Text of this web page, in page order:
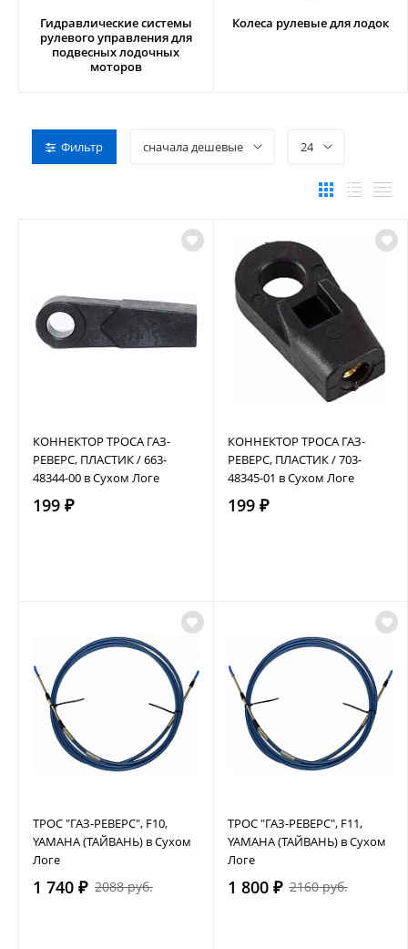
Гидравлические системы
рулевого управления для
подвесных лодочных
моторов
Колеса рулевые для лодок
Фильтр сначала дешевые 24
КОННЕКТОР ТРОСА ГАЗ-
РЕВЕРС, ПЛАСТИК / 663-
48344-00 в Сухом Логе
199 ₽
КОННЕКТОР ТРОСА ГАЗ-
РЕВЕРС, ПЛАСТИК / 703-
48345-01 в Сухом Логе
199 ₽
ТРОС "ГАЗ-РЕВЕРС", F10,
YAMAHA (ТАЙВАНЬ) в Сухом
Логе
1 740 ₽ 2088 руб.
ТРОС "ГАЗ-РЕВЕРС", F11,
YAMAHA (ТАЙВАНЬ) в Сухом
Логе
1 800 ₽ 2160 руб.